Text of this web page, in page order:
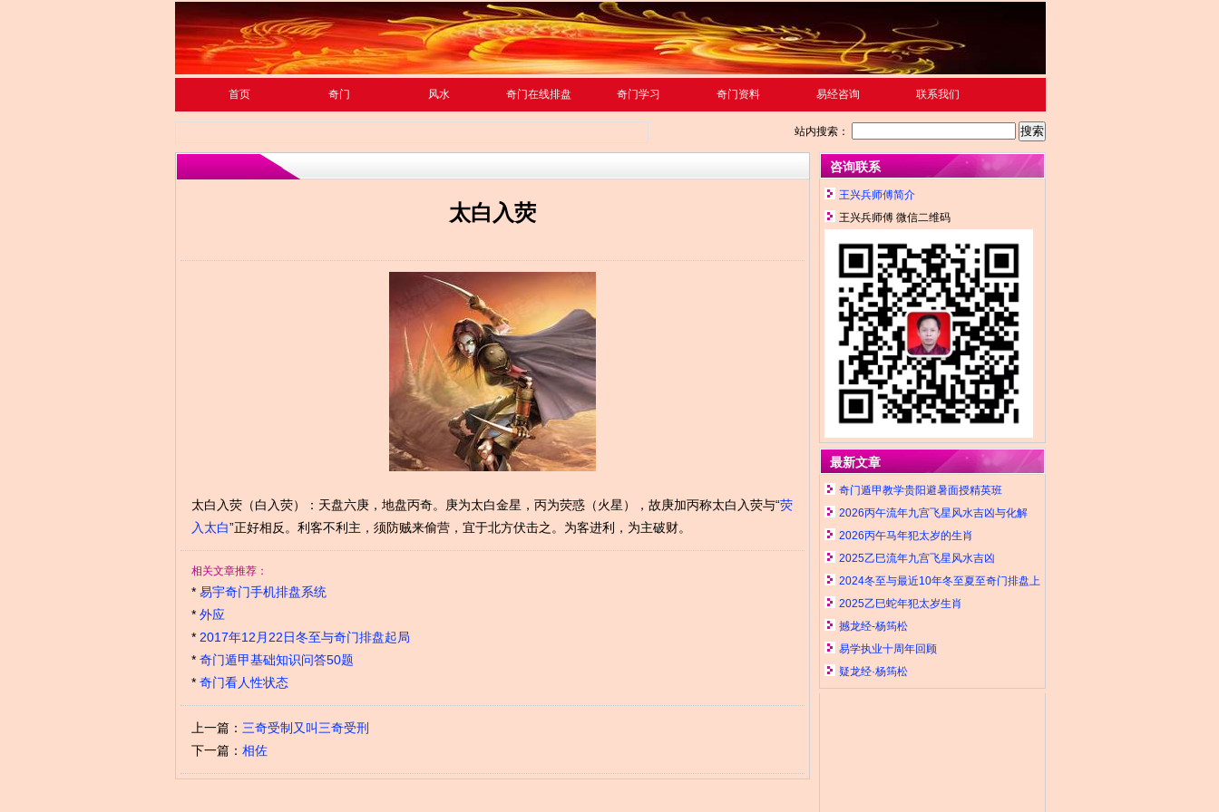
首页 奇门 风水 奇门在线排盘 奇门学习 奇门资料 易经咨询 联系我们
站内搜索：
太白入荧
太白入荧（白入荧）：天盘六庚，地盘丙奇。庚为太白金星，丙为荧惑（火星），故庚加丙称太白入荧与“荧
入太白”正好相反。利客不利主，须防贼来偷营，宜于北方伏击之。为客进利，为主破财。
相关文章推荐：
* 易宇奇门手机排盘系统
* 外应
* 2017年12月22日冬至与奇门排盘起局
* 奇门遁甲基础知识问答50题
* 奇门看人性状态
上一篇： 三奇受制又叫三奇受刑
下一篇： 相佐
咨询联系
王兴兵师傅简介
王兴兵师傅 微信二维码
最新文章
奇门遁甲教学贵阳避暑面授精英班
2026丙午流年九宫飞星风水吉凶与化解
2026丙午马年犯太岁的生肖
2025乙巳流年九宫飞星风水吉凶
2024冬至与最近10年冬至夏至奇门排盘上
元符头干支与日期表
2025乙巳蛇年犯太岁生肖
撼龙经-杨筠松
易学执业十周年回顾
疑龙经·杨筠松